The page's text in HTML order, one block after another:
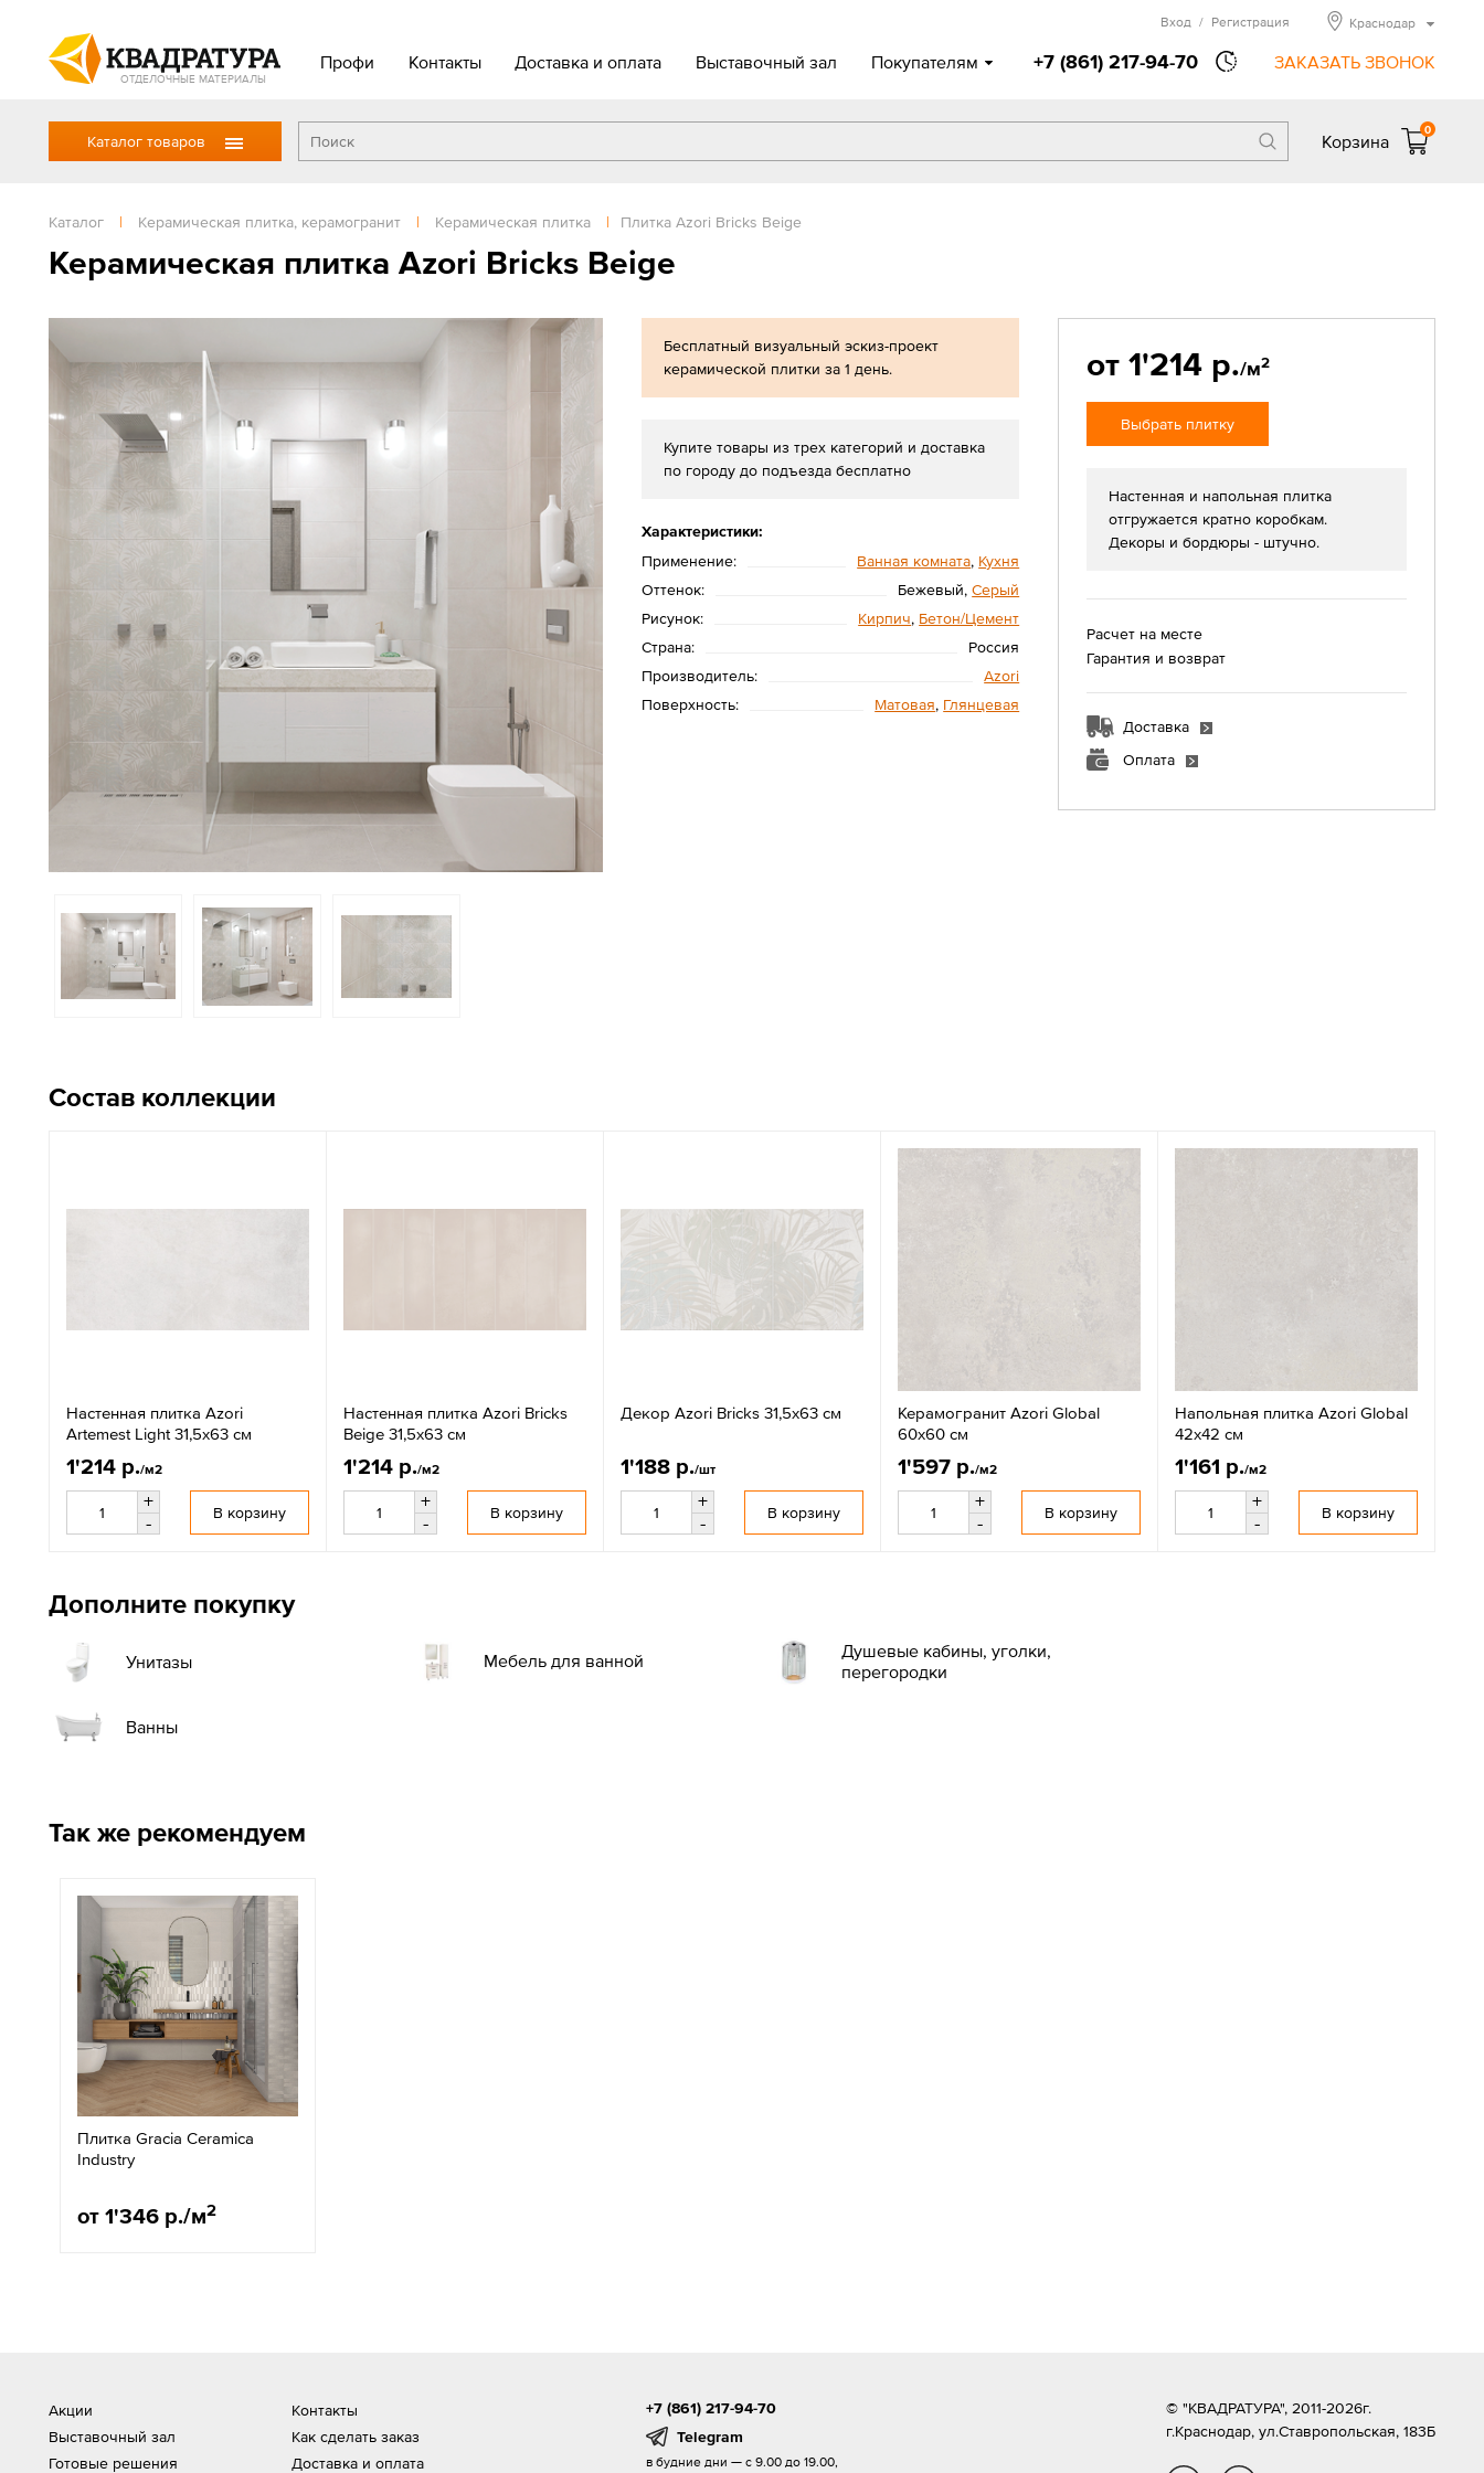
ОТДЕЛОЧНЫЕ МАТЕРИАЛЫ
Профи Контакты Доставка и оплата Выставочный зал Покупателям +7 (861) 217-94-70 ЗАКАЗАТЬ ЗВОНОК
Вход / Регистрация Краснодар
Каталог товаров Корзина
0
Каталог | Керамическая плитка, керамогранит | Керамическая плитка | Плитка Azori Bricks Beige
Керамическая плитка Azori Bricks Beige
Бесплатный визуальный эскиз-проект
керамической плитки за 1 день.
Купите товары из трех категорий и доставка
по городу до подъезда бесплатно
Характеристики:
Применение:
Ванная комната, Кухня
Оттенок:
Бежевый,Серый
Рисунок:
Кирпич, Бетон/Цемент
Страна:
Россия
Производитель:
Azori
Поверхность:
Матовая, Глянцевая
от 1'214 р./м2
Выбрать плитку
Настенная и напольная плитка
отгружается кратно коробкам.
Декоры и бордюры - штучно.
Расчет на месте
Гарантия и возврат
Доставка
Оплата
Состав коллекции
Настенная плитка Azori
Artemest Light 31,5x63 см
1'214 р./м2
+
-
В корзину
Настенная плитка Azori Bricks
Beige 31,5x63 см
1'214 р./м2
+
-
В корзину
Декор Azori Bricks 31,5x63 см
1'188 р./шт
+
-
В корзину
Керамогранит Azori Global
60x60 см
1'597 р./м2
+
-
В корзину
Напольная плитка Azori Global
42x42 см
1'161 р./м2
+
-
В корзину
Дополните покупку
Унитазы Мебель для ванной
Душевые кабины, уголки,
перегородки
Ванны
Так же рекомендуем
Плитка Gracia Ceramica
Industry
от 1'346 р./м2
Акции
Выставочный зал
Готовые решения
Контакты
Как сделать заказ
Доставка и оплата
+7 (861) 217-94-70
Telegram
в будние дни — с 9.00 до 19.00,
© "КВАДРАТУРА", 2011-2026г.
г.Краснодар, ул.Ставропольская, 183Б